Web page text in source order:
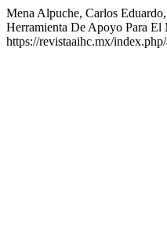
Mena Alpuche, Carlos
Herramienta De Apoyo Para
https://revistaaihc.mx/